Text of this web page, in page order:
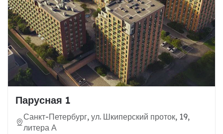
Парусная 1
Санкт-Петербург, ул. Шкиперский проток, 19,
литера А